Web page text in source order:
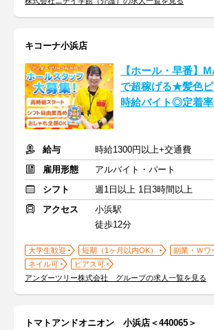
キコーナ小浜店
【ホール・早番】
で超稼げる★髪色
時給バイト◎定着
給与
時給1300円以上+交通費
雇用形態
アルバイト・パート
シフト
週1日以上 1日3時間以上
アクセス
小浜駅
徒歩12分
大学生歓迎 短期（1ヶ月以内OK）
副業・Ｗワ
ネイル可
ピアス可
アンダーツリー株式会社 グループの求人一覧を見る
トマトアンドオニオン 小浜店＜440065＞